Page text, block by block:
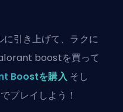
引き上げて、ラクに
boostを買って
Boostを購入そし
プレイしよう！